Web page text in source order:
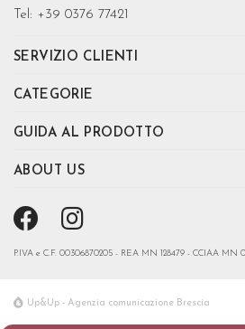
Tel: +39 0376 77421
SERVIZIO CLIENTI
CATEGORIE
GUIDA AL PRODOTTO
ABOUT US
P.IVA e C.F. 00306870205 - REA MN 128479 - CCIAA MN
Up&Up - Agenzia comunicazione Brescia